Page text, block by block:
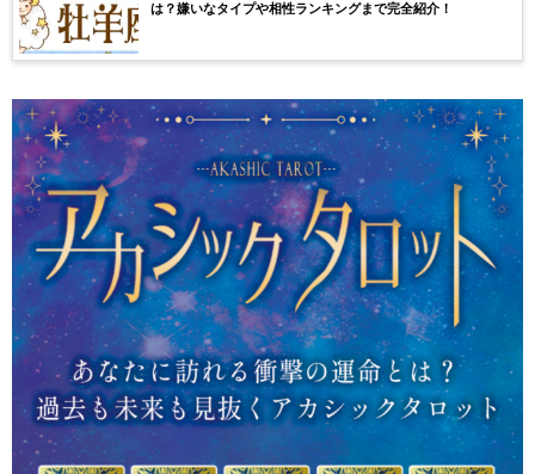
は？嫌いなタイプや相性ランキングまで完全紹介！